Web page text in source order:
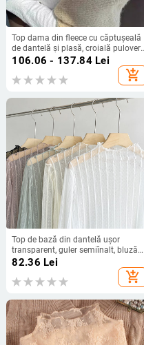
Top dama din fleece cu căptușeală
de dantelă și plasă, croială pulover,
guler half-turtleneck, mâneci lungi,
material poliester, model uni, detalii
de cusături collage
106.06 - 137.84Lei
add_shopping_cart
Top de bază din dantelă ușor
transparent, guler semiînalt, bluză
din plasă cu căptușală, mâneci
lungi, elegant și versatil pentru
primăvară și toamnă
82.36 Lei
add_shopping_cart